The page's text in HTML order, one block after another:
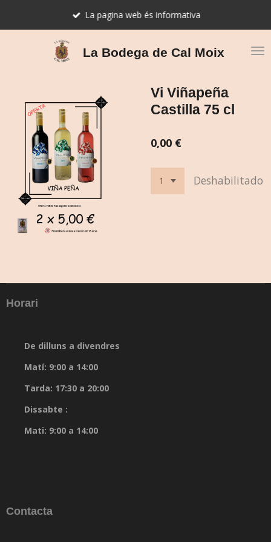
La Bodega de Cal Moix
La pagina web és informativa
Vi Viñapeña
Castilla 75 cl
0,00 €
Deshabilitado
Horari
De dilluns a divendres
Matí: 9:00 a 14:00
Tarda: 17:30 a 20:00
Dissabte :
Mati: 9:00 a 14:00
Contacta